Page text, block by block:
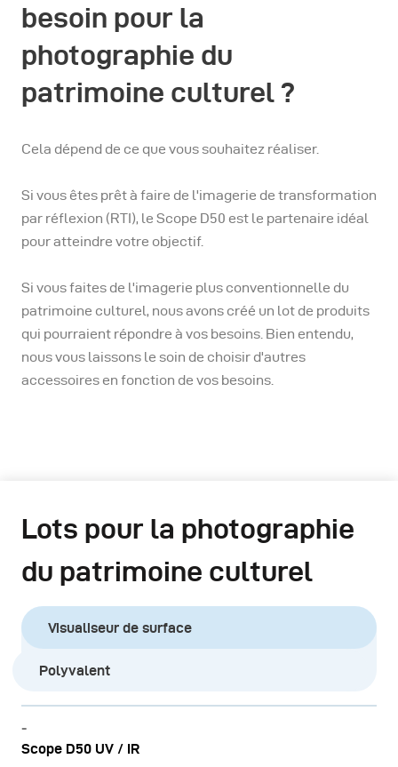
besoin pour la
photographie du
patrimoine culturel ?
Cela dépend de ce que vous souhaitez réaliser.
Si vous êtes prêt à faire de l'imagerie de transformation
par réflexion (RTI), le Scope D50 est le partenaire idéal
pour atteindre votre objectif.
Si vous faites de l'imagerie plus conventionnelle du
patrimoine culturel, nous avons créé un lot de produits
qui pourraient répondre à vos besoins. Bien entendu,
nous vous laissons le soin de choisir d'autres
accessoires en fonction de vos besoins.
Lots pour la photographie
du patrimoine culturel
Visualiseur de surface
Polyvalent
Scope D50 UV / IR